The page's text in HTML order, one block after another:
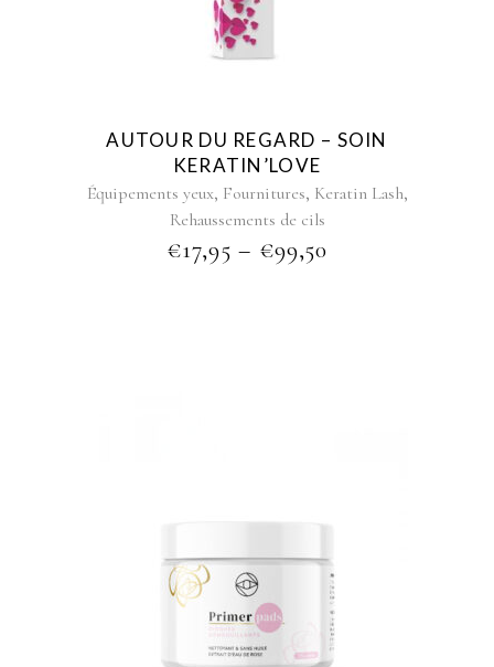
chosen
on
the
product
page
AUTOUR DU REGARD – SOIN
KERATIN’LOVE
Équipements yeux, Fournitures, Keratin Lash,
Rehaussements de cils
€17,95 – €99,50